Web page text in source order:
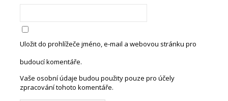
Uložit do prohlížeče jméno, e-mail a webovou stránku pro
budoucí komentáře.
Vaše osobní údaje budou použity pouze pro účely
zpracování tohoto komentáře.